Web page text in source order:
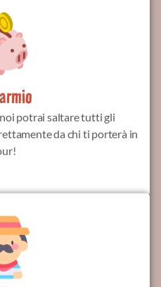
potrai saltare tutti gli
da chi ti porterà in